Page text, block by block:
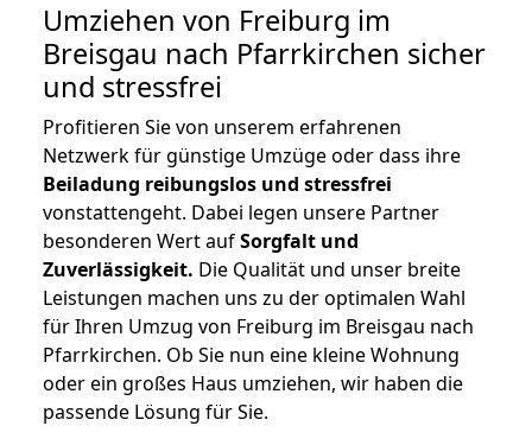
Umziehen von Freiburg im
Breisgau nach Pfarrkirchen sicher
und stressfrei
Profitieren Sie von unserem erfahrenen
Netzwerk für günstige Umzüge oder dass ihre
Beiladung reibungslos und stressfrei
vonstattengeht. Dabei legen unsere Partner
besonderen Wert aufSorgfalt und
Zuverlässigkeit. Die Qualität und unser breite
Leistungen machen uns zu der optimalen Wahl
für Ihren Umzug von Freiburg im Breisgau nach
Pfarrkirchen. Ob Sie nun eine kleine Wohnung
oder ein großes Haus umziehen, wir haben die
passende Lösung für Sie.